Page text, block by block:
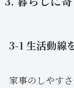
3-1 生活動線
家事のしやす